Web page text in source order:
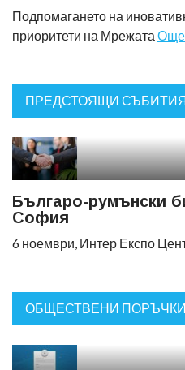
Подпомагането на
приоритети на Мрежата Още
ПРЕДСТОЯЩИ
Българо-румънски
София
6 ноември, Интер Експо
ОБЩЕСТВЕНИ ПОРЪЧКИ